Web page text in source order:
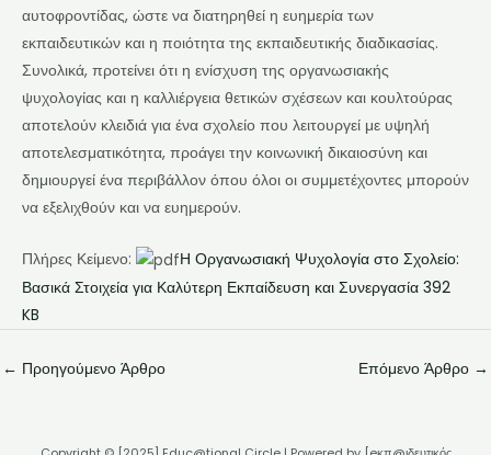
αυτοφροντίδας, ώστε να διατηρηθεί η ευημερία των
εκπαιδευτικών και η ποιότητα της εκπαιδευτικής διαδικασίας.
Συνολικά, προτείνει ότι η ενίσχυση της οργανωσιακής
ψυχολογίας και η καλλιέργεια θετικών σχέσεων και κουλτούρας
αποτελούν κλειδιά για ένα σχολείο που λειτουργεί με υψηλή
αποτελεσματικότητα, προάγει την κοινωνική δικαιοσύνη και
δημιουργεί ένα περιβάλλον όπου όλοι οι συμμετέχοντες μπορούν
να εξελιχθούν και να ευημερούν.
Πλήρες Κείμενο:
Η Οργανωσιακή Ψυχολογία στο Σχολείο:
Βασικά Στοιχεία για Καλύτερη Εκπαίδευση και Συνεργασία 392
KB
← Προηγούμενο Άρθρο Επόμενο Άρθρο →